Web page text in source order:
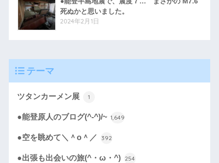
死ぬかと思いました。
2024年2月1日
テーマ
ツタンカーメン展 1
●能登原人のブログ(^-^)/~ 1,649
●空を眺めて＼＾o＾／ 392
●出張も出会いの旅(^・ω・^) 254